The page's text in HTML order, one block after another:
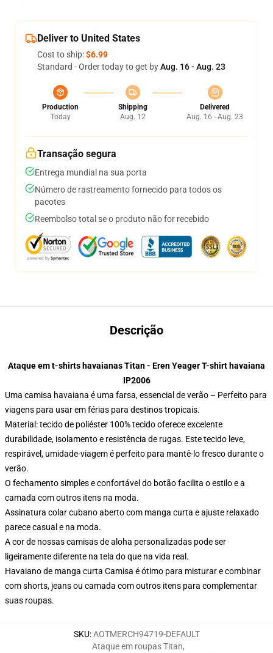
Deliver to United States
Cost to ship:$6.99
Standard - Order today to get byAug. 16 - Aug. 23
Production
Today
Shipping
Aug. 12
Delivered
Aug. 16 - Aug. 23
Transação segura
Entrega mundial na sua porta
Número de rastreamento fornecido para todos os
pacotes
Reembolso total se o produto não for recebido
Descrição
Ataque em t-shirts havaianas Titan - Eren Yeager T-shirt havaiana
IP2006
Uma camisa havaiana é uma farsa, essencial de verão – Perfeito para
viagens para usar em férias para destinos tropicais.
Material: tecido de poliéster 100% tecido oferece excelente
durabilidade, isolamento e resistência de rugas. Este tecido leve,
respirável, umidade-viagem é perfeito para mantê-lo fresco durante o
verão.
O fechamento simples e confortável do botão facilita o estilo e a
camada com outros itens na moda.
Assinatura colar cubano aberto com manga curta e ajuste relaxado
parece casual e na moda.
A cor de nossas camisas de aloha personalizadas pode ser
ligeiramente diferente na tela do que na vida real.
Havaiano de manga curta Camisa é ótimo para misturar e combinar
com shorts, jeans ou camada com outros itens para complementar
suas roupas.
SKU:AOTMERCH94719-DEFAULT
Ataque em roupas Titan,